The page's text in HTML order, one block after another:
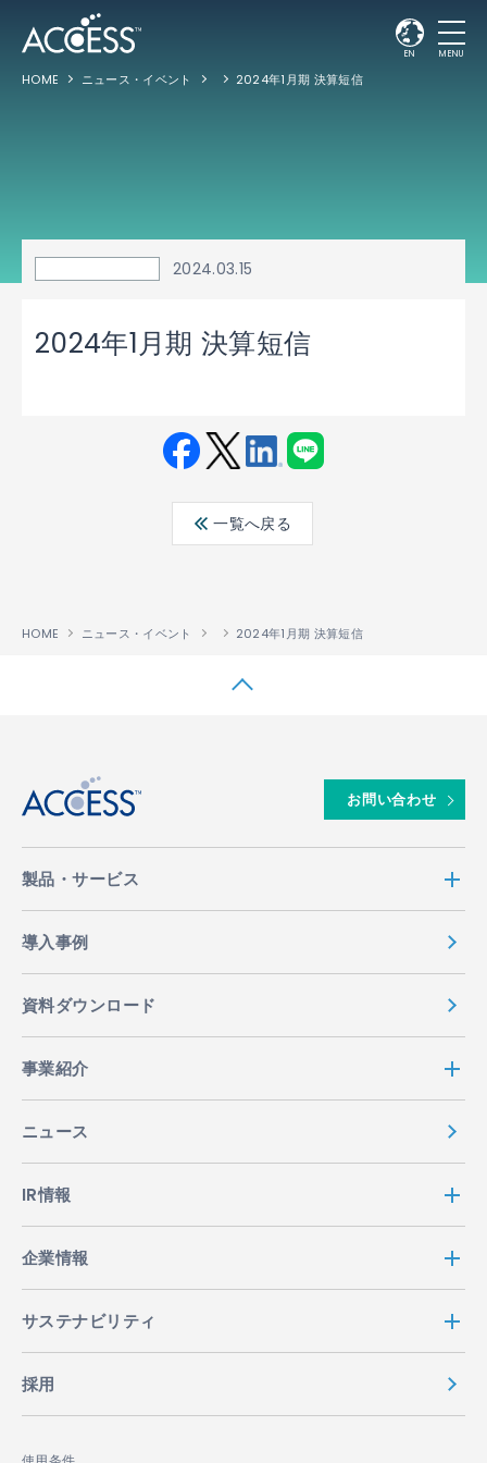
EN MENU
HOME ニュース・イベント 2024年1月期 決算短信
2024.03.15
2024年1月期 決算短信
ebo ter
edin
一覧へ戻る
HOME ニュース・イベント 2024年1月期 決算短信
お問い合わせ
製品・サービス
導入事例
資料ダウンロード
事業紹介
ニュース
IR情報
企業情報
サステナビリティ
採用